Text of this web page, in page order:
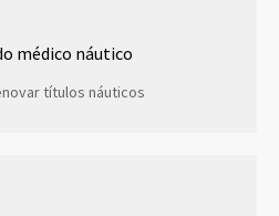
médico náutico
títulos náuticos